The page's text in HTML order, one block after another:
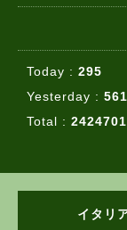
Today : 295
Yesterday : 561
Total : 2424701
イタリ